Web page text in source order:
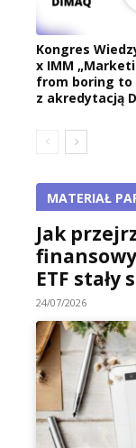
Kongres
x IMM
from boring to
z akredytacją
MATERIAŁ
Jak
ETF
24/07/2026